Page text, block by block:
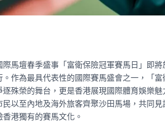
際馬壇春季盛事「富衛保險冠軍賽馬日」即
。作為最具代表性的國際賽馬盛會之一，「
逐殊榮的舞台，更是香港展現國際體育娛樂
民以至內地及海外旅客齊聚沙田馬場，共同
港獨有的賽馬文化。